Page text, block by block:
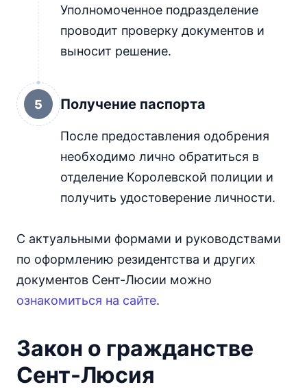
Уполномоченное подразделение
проводит проверку документов и
выносит решение.
5 Получение паспорта
После предоставления одобрения
необходимо лично обратиться в
отделение Королевской полиции и
получить удостоверение личности.
С актуальными формами и руководствами
по оформлению резидентства и других
документов Сент-Люсии можно
ознакомиться на сайте.
Закон о гражданстве
Сент-Люсия